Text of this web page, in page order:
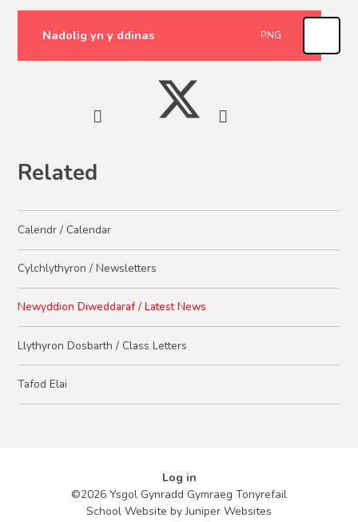
Nadolig yn y ddinas PNG
Related
Calendr / Calendar
Cylchlythyron / Newsletters
Newyddion Diweddaraf / Latest News
Llythyron Dosbarth / Class Letters
Tafod Elai
Log in
©2026 Ysgol Gynradd Gymraeg Tonyrefail
School Website byJuniper Websites